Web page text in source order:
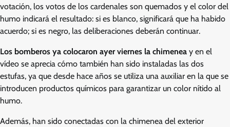
votación, los votos de los cardenales son quemados y el color del
humo indicará el resultado: si es blanco, significará que ha habido
acuerdo; si es negro, las deliberaciones deberán continuar.
Los bomberos ya colocaron ayer viernes la chimenea y en el
vídeo se aprecia cómo también han sido instaladas las dos
estufas, ya que desde hace años se utiliza una auxiliar en la que se
introducen productos químicos para garantizar un color nítido al
humo.
Además, han sido conectadas con la chimenea del exterior